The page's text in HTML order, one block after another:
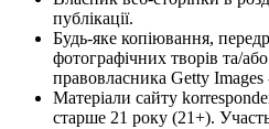
публікації.
Будь-яке копіювання,
фотографічних творів та/або
правовласника Getty Images
Матеріали сайту
старше 21 року (21+).